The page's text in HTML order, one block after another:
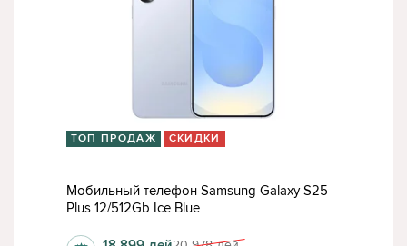
ТОП ПРОДАЖ СКИДКИ
Мобильный телефон Samsung Galaxy S25
Plus 12/512Gb Ice Blue